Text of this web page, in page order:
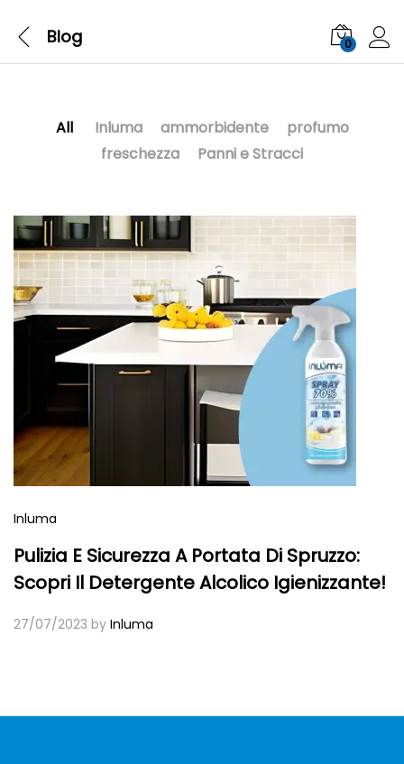
Blog 0
All Inluma ammorbidente
profumo
freschezza
Panni e Stracci
Inluma
Pulizia E Sicurezza A Portata Di Spruzzo:
Scopri Il Detergente Alcolico Igienizzante!
27/07/2023 by Inluma